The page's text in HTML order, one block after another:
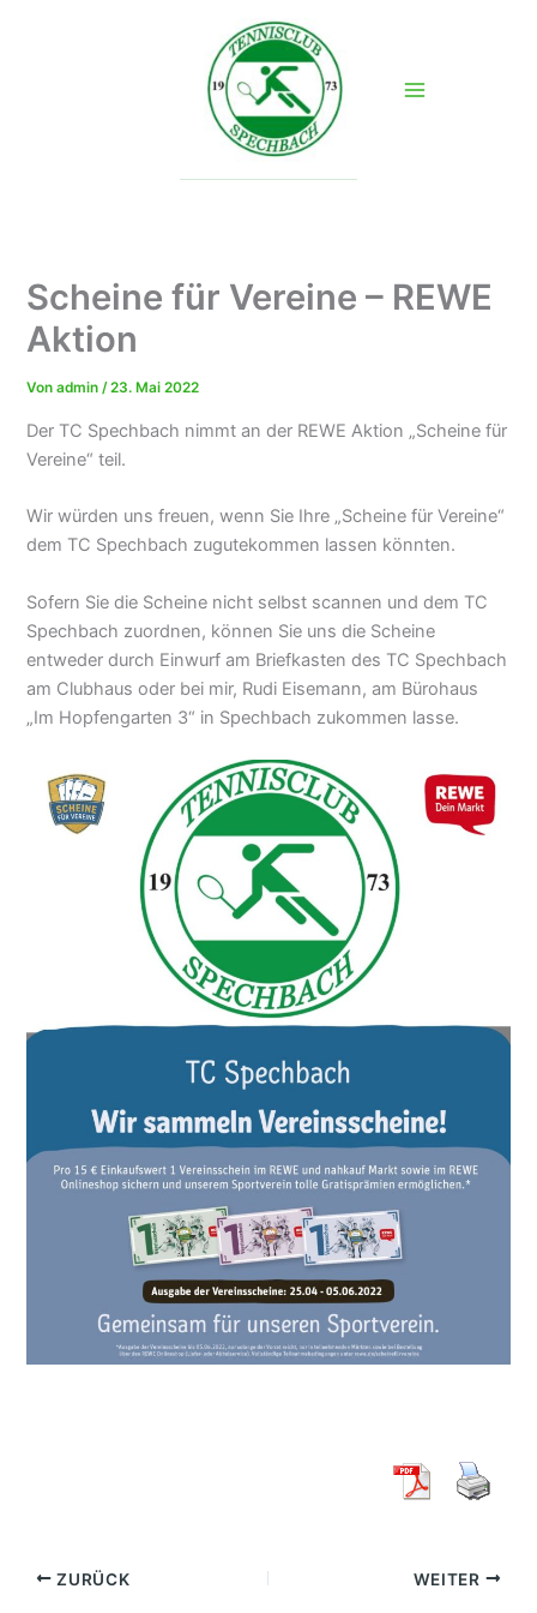
Scheine für Vereine – REWE
Aktion
Vonadmin/23. Mai 2022
Der TC Spechbach nimmt an der REWE Aktion „Scheine für
Vereine“ teil.
Wir würden uns freuen, wenn Sie Ihre „Scheine für Vereine“
dem TC Spechbach zugutekommen lassen könnten.
Sofern Sie die Scheine nicht selbst scannen und dem TC
Spechbach zuordnen, können Sie uns die Scheine
entweder durch Einwurf am Briefkasten des TC Spechbach
am Clubhaus oder bei mir, Rudi Eisemann, am Bürohaus
„Im Hopfengarten 3“ in Spechbach zukommen lasse.
ZURÜCK WEITER